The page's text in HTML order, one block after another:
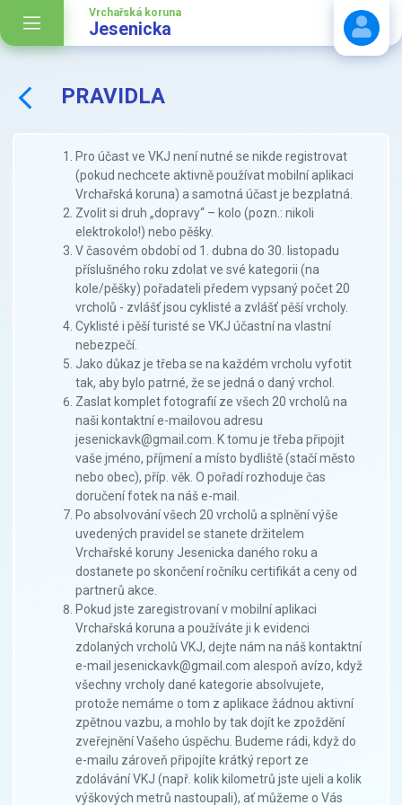
Vrchařská koruna
Jesenicka
PRAVIDLA
Pro účast ve VKJ není nutné se nikde registrovat
(pokud nechcete aktivně používat mobilní aplikaci
Vrchařská koruna) a samotná účast je bezplatná.
Zvolit si druh „dopravy“ – kolo (pozn.: nikoli
elektrokolo!) nebo pěšky.
V časovém období od 1. dubna do 30. listopadu
příslušného roku zdolat ve své kategorii (na
kole/pěšky) pořadateli předem vypsaný počet 20
vrcholů - zvlášť jsou cyklisté a zvlášť pěší vrcholy.
Cyklisté i pěší turisté se VKJ účastní na vlastní
nebezpečí.
Jako důkaz je třeba se na každém vrcholu vyfotit
tak, aby bylo patrné, že se jedná o daný vrchol.
Zaslat komplet fotografií ze všech 20 vrcholů na
naši kontaktní e-mailovou adresu
jesenickavk@gmail.com. K tomu je třeba připojit
vaše jméno, příjmení a místo bydliště (stačí město
nebo obec), příp. věk. O pořadí rozhoduje čas
doručení fotek na náš e-mail.
Po absolvování všech 20 vrcholů a splnění výše
uvedených pravidel se stanete držitelem
Vrchařské koruny Jesenicka daného roku a
dostanete po skončení ročníku certifikát a ceny od
partnerů akce.
Pokud jste zaregistrovaní v mobilní aplikaci
Vrchařská koruna a používáte ji k evidenci
zdolaných vrcholů VKJ, dejte nám na náš kontaktní
e-mail jesenickavk@gmail.com alespoň avízo, když
všechny vrcholy dané kategorie absolvujete,
protože nemáme o tom z aplikace žádnou aktivní
zpětnou vazbu, a mohlo by tak dojít ke zpoždění
zveřejnění Vašeho úspěchu. Budeme rádi, když do
e-mailu zároveň připojíte krátký report ze
zdolávání VKJ (např. kolik kilometrů jste ujeli a kolik
výškových metrů nastoupali), ať můžeme o Vás